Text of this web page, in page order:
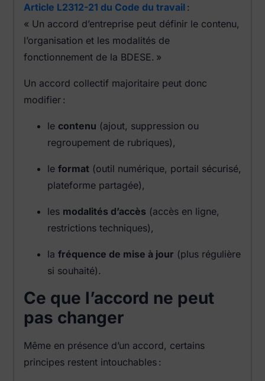
Article L2312-21 du Code du travail:
« Un accord d’entreprise peut définir le contenu,
l’organisation et les modalités de
fonctionnement de la BDESE. »
Un accord collectif majoritaire peut donc
modifier :
le contenu (ajout, suppression ou
regroupement de rubriques),
le format (outil numérique, portail sécurisé,
plateforme partagée),
les modalités d’accès (accès en ligne,
restrictions techniques),
la fréquence de mise à jour (plus régulière
si souhaité).
Ce que l’accord ne peut
pas changer
Même en présence d’un accord, certains
principes restent intouchables :